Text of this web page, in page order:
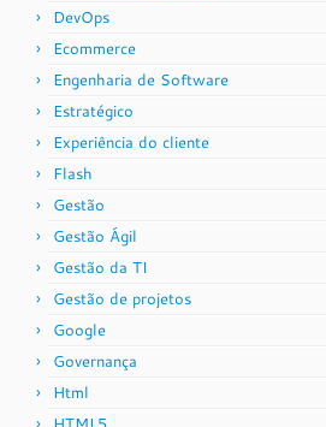
DevOps
Ecommerce
Engenharia de Software
Estratégico
Experiência do cliente
Flash
Gestão
Gestão Ágil
Gestão da TI
Gestão de projetos
Google
Governança
Html